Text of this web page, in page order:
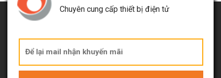
Chuyên cung cấp thiết bị điện tử